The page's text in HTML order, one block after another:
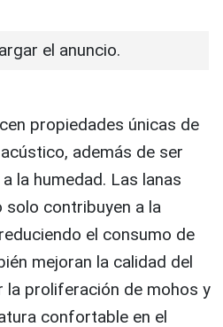
el anuncio.
propiedades únicas de
además de ser
la humedad. Las lanas
solo contribuyen a la
el consumo de
mejoran la calidad del
la proliferación de mohos y
confortable en el